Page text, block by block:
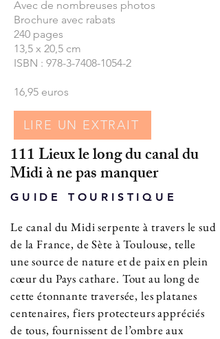
Avec de nombreuses photos
Brochure avec rabats
240 pages
13,5 x 20,5 cm
ISBN : 978-3-7408-1054-2
16,95 euros
LIRE UN EXTRAIT
111 Lieux le long du canal du
Midi à ne pas manquer
GUIDE TOURISTIQUE
Le canal du Midi serpente à travers le sud
de la France, de Sète à Toulouse, telle
une source de nature et de paix en plein
cœur du Pays cathare. Tout au long de
cette étonnante traversée, les platanes
centenaires, fiers protecteurs appréciés
de tous, fournissent de l’ombre aux